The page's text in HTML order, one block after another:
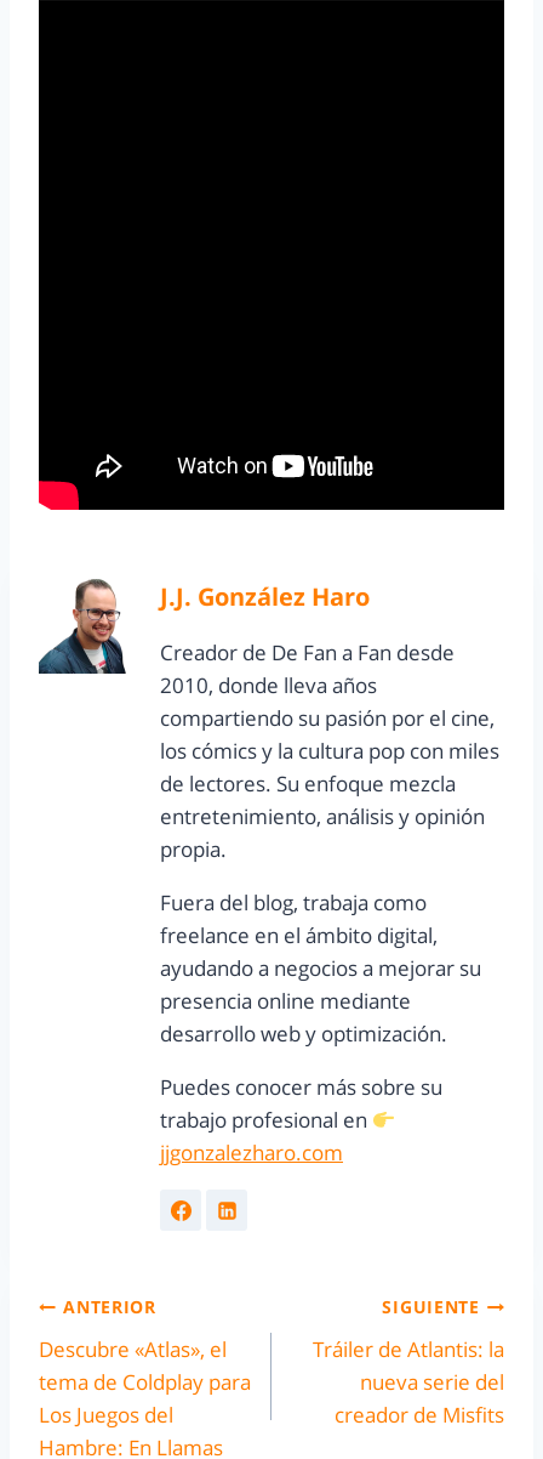
J.J. González Haro
Creador de De Fan a Fan desde
2010, donde lleva años
compartiendo su pasión por el cine,
los cómics y la cultura pop con miles
de lectores. Su enfoque mezcla
entretenimiento, análisis y opinión
propia.
Fuera del blog, trabaja como
freelance en el ámbito digital,
ayudando a negocios a mejorar su
presencia online mediante
desarrollo web y optimización.
Puedes conocer más sobre su
trabajo profesional en
jjgonzalezharo.com
ANTERIOR
Descubre «Atlas», el
tema de Coldplay para
Los Juegos del
Hambre: En Llamas
SIGUIENTE
Tráiler de Atlantis: la
nueva serie del
creador de Misfits